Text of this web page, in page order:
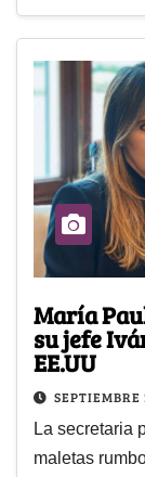
María
su jefe
EE.UU
SEPTIEMBRE
La secretaria
maletas